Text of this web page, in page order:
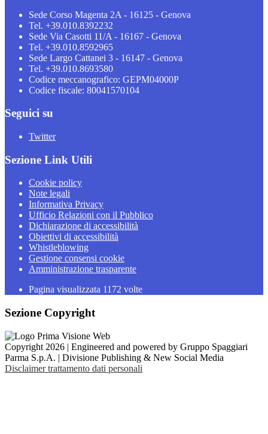
Sede Corso Magenta 2A - 16125 - Genova
Tel. +39.010.8392232
Sede Via Casotti 11/A - 16167 - Genova
Tel. +39.010.8592965
Sede Largo Cattanei 3 - 16147 - Genova
Tel. +39.010.8693580
Codice meccanografico: GEPM04000P
Codice fiscale: 80041570104
Seguici su
Twitter
Sezione Link Utili
Cookie policy
Note legali
Informativa Privacy
Ufficio Relazioni con il Pubblico
Dichiarazione di accessibilità
Obiettivi di accessibilità
Whistleblowing
Gestione consensi cookie
Amministrazione trasparente
Pagina visualizzata 1172 volte
Sezione Copyright
Copyright 2026 | Engineered and powered by Gruppo Spaggiari
Parma S.p.A. | Divisione Publishing & New Social Media
Disclaimer trattamento dati personali